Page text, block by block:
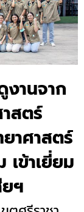
านจาก
สตร์
าศาสตร์
เข้าเยี่ยม
ฯ